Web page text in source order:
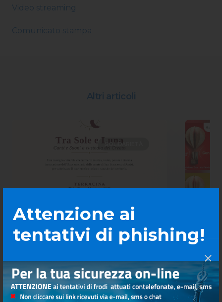
Video streaming
Comunicato stampa
Altri articoli
SOLIDARIETÀ
Tra Sole e Luna – Canti e
Suoni a custodia del
Creato
Attenzione ai
tentativi di phishing!